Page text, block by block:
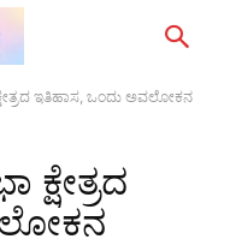
ಇತಿಹಾಸ, ಒಂದು ಅವಲೋಕನ